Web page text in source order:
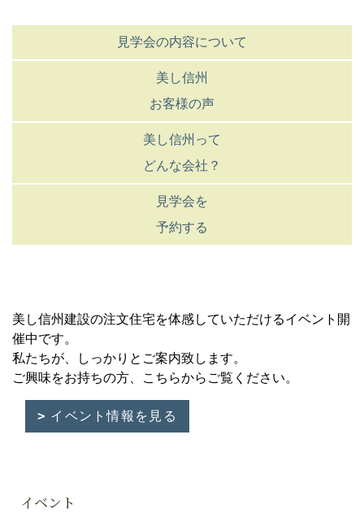
見学会の内容について
美し信州
お客様の声
美し信州って
どんな会社？
見学会を
予約する
美し信州建設の注文住宅を体感していただけるイベント開
催中です。
私たちが、しっかりとご案内致します。
ご興味をお持ちの方、こちらからご覧ください。
イベント情報を見る
イベント